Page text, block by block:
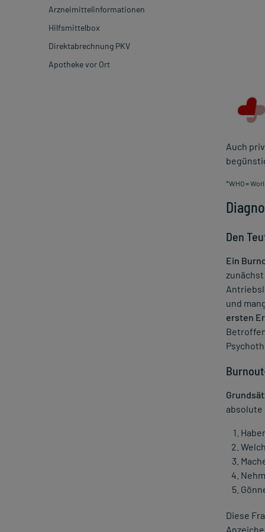
Trockene Winterhaut
Übermäßiges Schwitzen
Urea
Warzen
Rückenschmerzen
Zahnschmerzen
Vitamin K
Vitamin E
Zinkmangel
Wirkung Elektrolyte
Zähneputzen
Zahnfleischentzündung
Zahnfleischrückgang
Zahnschmelz
Nipah Virus
Q-Fieber
West-Nil-Fieber
Zeckengefahr
Arzneimittelinformationen
Hilfsmittelbox
Direktabrechnung PKV
Apotheke vor Ort
Auch
*WHO =
Den
Ein
und
ersten
absolute
Diese